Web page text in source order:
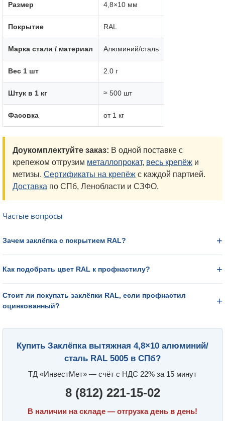
Размер 4,8×10 мм
Покрытие RAL
Марка стали / материал Алюминий/сталь
Вес 1 шт 2.0 г
Штук в 1 кг ≈ 500 шт
Фасовка от 1 кг
Доукомплектуйте заказ: В одной поставке с
крепежом отгрузим металлопрокат, весь крепёж и
метизы. Сертификаты на крепёж с каждой партией.
Доставка по СПб, Ленобласти и СЗФО.
Частые вопросы
Зачем заклёпка с покрытием RAL?
Как подобрать цвет RAL к профнастилу?
Стоит ли покупать заклёпки RAL, если профнастил
оцинкованный?
Купить Заклёпка вытяжная 4,8×10 алюминий/
сталь RAL 5005 в СПб?
ТД «ИнвестМет» — счёт с НДС 22% за 15 минут
8 (812) 221-15-02
В наличии на складе — отгрузка день в день!